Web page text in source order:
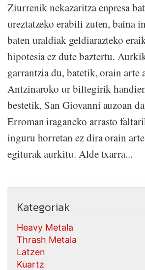
Ziurrenik nekazaritza enpresa
ureztatzeko erabili zuten, baina
baten uraldiak geldiarazteko
hipotesia ez dute baztertu.
garrantzia du, batetik, orain arte
Antzinaroko ur biltegirik
bestetik, San Giovanni auzoan
Erroman iraganeko arrasto
inguru horretan ez dira orain
egiturak aurkitu. Alde txarra...
Kategoriak
Heavy Metala
Thrash Metala
Latzen
Kuartz